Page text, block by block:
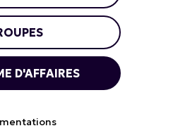
D'AFFAIRES